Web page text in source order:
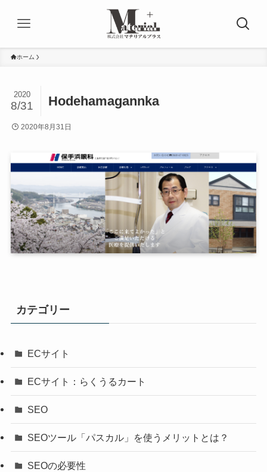
ホーム
Hodehamagannka
2020
8/31
2020年8月31日
カテゴリー
ECサイト
ECサイト：らくうるカート
SEO
SEOツール「パスカル」を使うメリットとは？
SEOの必要性